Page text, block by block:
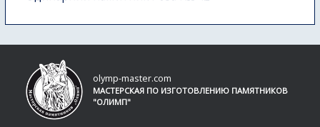
olymp-master.com
МАСТЕРСКАЯ ПО ИЗГОТОВЛЕНИЮ ПАМЯТНИКОВ
"ОЛИМП"